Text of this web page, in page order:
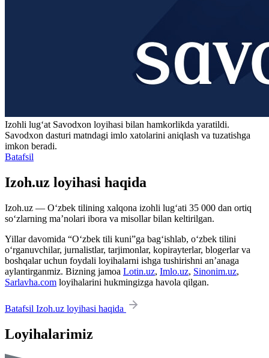
Izohli lugʻat Savodxon loyihasi bilan hamkorlikda yaratildi.
Savodxon dasturi matndagi imlo xatolarini aniqlash va tuzatishga
imkon beradi.
Batafsil
Izoh.uz loyihasi haqida
Izoh.uz — O‘zbek tilining xalqona izohli lug‘ati 35 000 dan ortiq
so‘zlarning ma’nolari ibora va misollar bilan keltirilgan.
Yillar davomida “O‘zbek tili kuni”ga bag‘ishlab, o‘zbek tilini
o‘rganuvchilar, jurnalistlar, tarjimonlar, kopirayterlar, blogerlar va
boshqalar uchun foydali loyihalarni ishga tushirishni an’anaga
aylantirganmiz. Bizning jamoa Lotin.uz, Imlo.uz, Sinonim.uz,
Sarlavha.com loyihalarini hukmingizga havola qilgan.
Batafsil Izoh.uz loyihasi haqida
Loyihalarimiz